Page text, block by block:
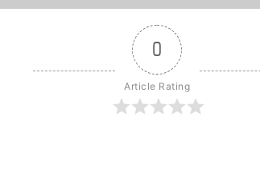
0
Article Rating